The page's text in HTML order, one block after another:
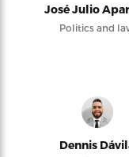
José Julio
Politics and
Dennis